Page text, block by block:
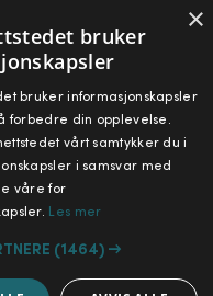
Snarveier
Min konto
Handlekurv
×
bruker
bruker informasjonskapsler
forbedre din opplevelse.
vårt samtykker du i
i samsvar med
våre for
Les mer
(1464) →